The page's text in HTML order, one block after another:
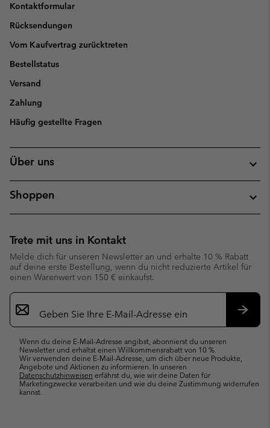
Kontaktformular
Rücksendungen
Vom Kaufvertrag zurücktreten
Bestellstatus
Versand
Zahlung
Häufig gestellte Fragen
Über uns
Shoppen
Trete mit uns in Kontakt
Melde dich für unseren Newsletter an und erhalte 10 % Rabatt
auf deine erste Bestellung, wenn du nicht reduzierte Artikel für
einen Warenwert von 150 € einkaufst.
Newsletter-
Anmeldung
Wenn du deine E-Mail-Adresse angibst, abonnierst du unseren
Newsletter und erhältst einen Willkommensrabatt von 10 %.
Wir verwenden deine E-Mail-Adresse, um dich über neue Produkte,
Angebote und Aktionen zu informieren. In unseren
Datenschutzhinweisen erfährst du, wie wir deine Daten für
Marketingzwecke verarbeiten und wie du deine Zustimmung widerrufen
kannst.